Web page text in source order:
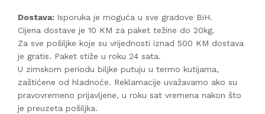
Dostava: Isporuka je moguća u sve gradove BiH.
Cijena dostave je 10 KM za paket težine do 20kg.
Za sve pošiljke koje su vrijednosti iznad 500 KM dostava
je gratis. Paket stiže u roku 24 sata.
U zimskom periodu biljke putuju u termo kutijama,
zaštićene od hladnoće. Reklamacije uvažavamo ako su
pravovremeno prijavljene, u roku sat vremena nakon što
je preuzeta pošiljka.